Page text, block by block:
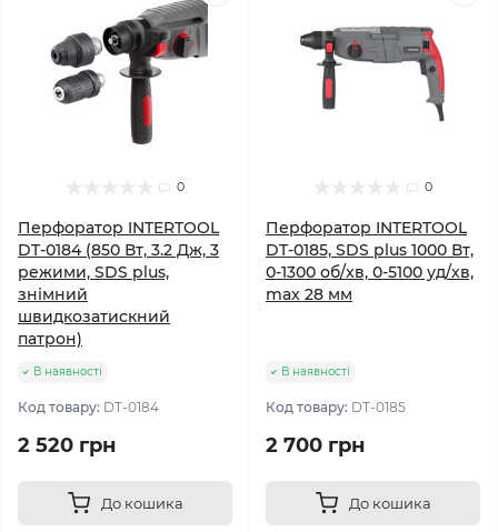
0
Перфоратор INTERTOOL
DT-0184 (850 Вт, 3.2 Дж, 3
режими, SDS plus,
знімний
швидкозатискний
патрон)
В наявності
Код товару: DT-0184
2 520 грн
До кошика
0
Перфоратор INTERTOOL
DT-0185, SDS plus 1000 Вт,
0-1300 об/хв, 0-5100 уд/хв,
max 28 мм
В наявності
Код товару: DT-0185
2 700 грн
До кошика